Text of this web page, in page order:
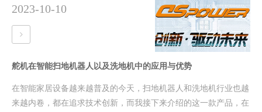
2023-10-10
舵机在智能扫地机器人以及洗地机中的应用与优势
在智能家居设备越来越普及的今天，扫地机器人和洗地机行业也越
来越内卷，都在追求技术创新，而我接下来介绍的这一款产品，在